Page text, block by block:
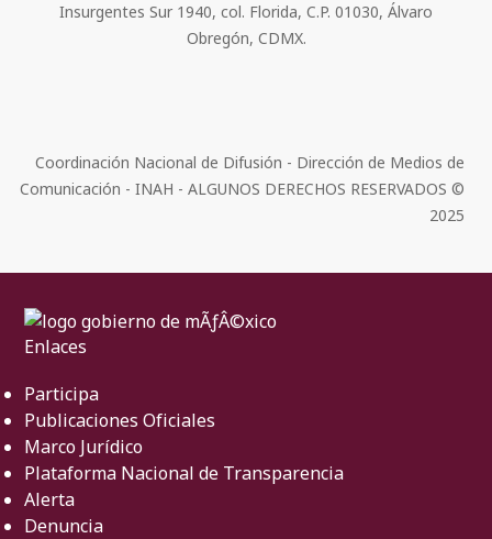
Insurgentes Sur 1940, col. Florida, C.P. 01030, Álvaro
Obregón, CDMX.
Coordinación Nacional de Difusión - Dirección de Medios de
Comunicación - INAH - ALGUNOS DERECHOS RESERVADOS ©
2025
Enlaces
Participa
Publicaciones Oficiales
Marco Jurídico
Plataforma Nacional de Transparencia
Alerta
Denuncia